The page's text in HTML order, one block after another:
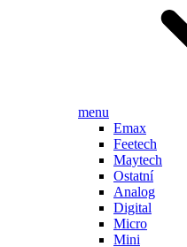
menu
Emax
Feetech
Maytech
Ostatní
Analog
Digital
Micro
Mini